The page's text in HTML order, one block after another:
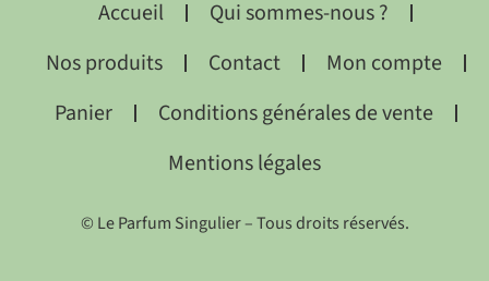
Accueil
Qui sommes-nous ?
Nos produits
Contact
Mon compte
Panier
Conditions générales de vente
Mentions légales
© Le Parfum Singulier – Tous droits réservés.